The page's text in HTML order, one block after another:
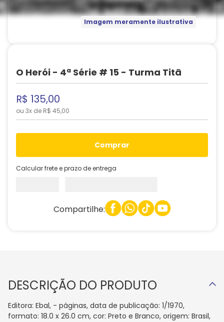
Imagem meramente ilustrativa
O Herói - 4ª Série # 15 - Turma Titã
R$ 135,00
ou 3x de R$ 45,00
comprar
Calcular frete e prazo de entrega
Compartilhe:
DESCRIÇÃO DO PRODUTO
Editora: Ebal, - páginas, data de publicação: 1/1970,
formato: 18.0 x 26.0 cm, cor: Preto e Branco, origem: Brasil,